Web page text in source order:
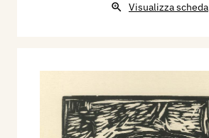
Visualizza scheda